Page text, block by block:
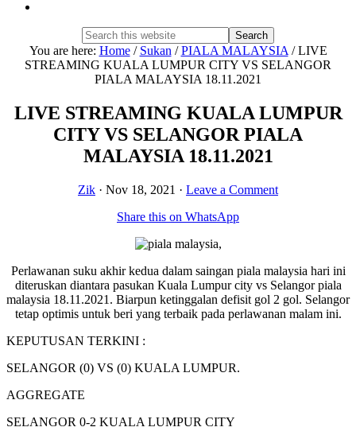
Search
this
website
Hide
Search
You are here: Home / Sukan / PIALA MALAYSIA /LIVE
STREAMING KUALA LUMPUR CITY VS SELANGOR
PIALA MALAYSIA 18.11.2021
LIVE STREAMING KUALA LUMPUR
CITY VS SELANGOR PIALA
MALAYSIA 18.11.2021
Zik · Nov 18, 2021 · Leave a Comment
Share this on WhatsApp
Perlawanan suku akhir kedua dalam saingan piala malaysia hari ini
diteruskan diantara pasukan Kuala Lumpur city vs Selangor piala
malaysia 18.11.2021. Biarpun ketinggalan defisit gol 2 gol. Selangor
tetap optimis untuk beri yang terbaik pada perlawanan malam ini.
KEPUTUSAN TERKINI :
SELANGOR (0) VS (0) KUALA LUMPUR.
AGGREGATE
SELANGOR 0-2 KUALA LUMPUR CITY